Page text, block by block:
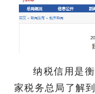
纳税信用是
家税务总局了解